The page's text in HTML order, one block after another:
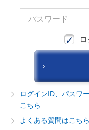
流通（EC・運
消費財（食品
建設・不動産
金融（銀行・証
ログインID、パスワ
こちら
よくある質問はこちら